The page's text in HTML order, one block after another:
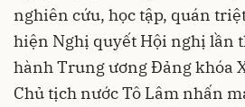
nghiên cứu, học tập, quán
hiện Nghị quyết Hội nghị lần
hành Trung ương Đảng khóa
Chủ tịch nước Tô Lâm nhấn